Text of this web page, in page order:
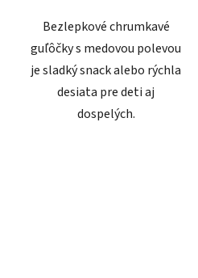
Bezlepkové chrumkavé
guľôčky s medovou polevou
je sladký snack alebo rýchla
desiata pre deti aj
dospelých.